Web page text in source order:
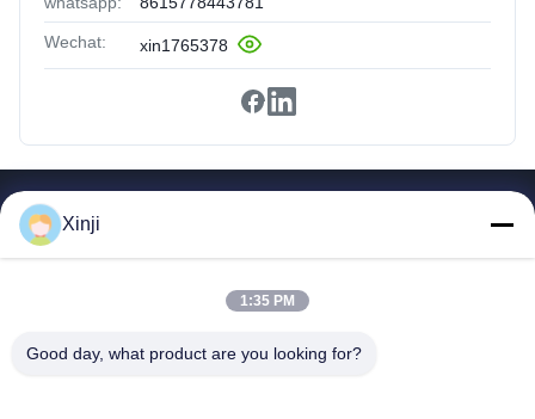
Wechat: xin1765378
Σπίτι
Προϊόντα
Για Εμάς
Ξενάγηση Στο Εργοστάσιο
Xinji
1:35 PM
Good day, what product are you looking for?